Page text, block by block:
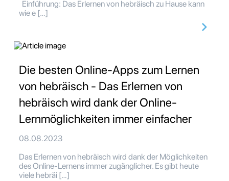
Einführung: Das Erlernen von hebräisch zu Hause kann
wie e […]
Die besten Online-Apps zum Lernen
von hebräisch - Das Erlernen von
hebräisch wird dank der Online-
Lernmöglichkeiten immer einfacher
08.08.2023
Das Erlernen von hebräisch wird dank der Möglichkeiten
des Online-Lernens immer zugänglicher. Es gibt heute
viele hebräi […]